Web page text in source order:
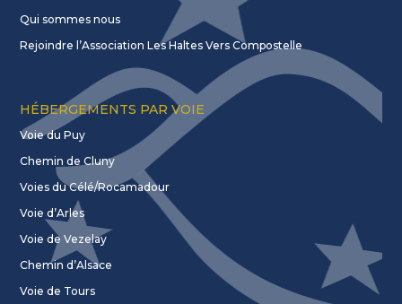
Qui sommes nous
Rejoindre l’Association Les Haltes Vers Compostelle
HÉBERGEMENTS PAR VOIE
Voie du Puy
Chemin de Cluny
Voies du Célé/Rocamadour
Voie d’Arles
Voie de Vezelay
Chemin d’Alsace
Voie de Tours